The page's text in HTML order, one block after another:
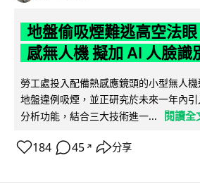
地盤偷吸煙難逃高空法
感無人機 擬加 AI 人臉識
勞工處投入配備熱感應鏡頭的小型無人
地盤違例吸煙，並正研究於未來一年內
分析功能，結合三大技術進一...
閱讀全
184 45 ↗ 分享